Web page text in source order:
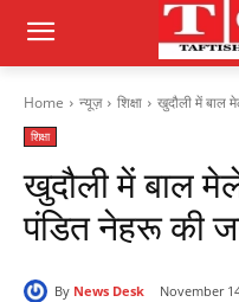
Home न्यूज़ शिक्षा खुदौली में बाल
शिक्षा
खुदौली में बाल
पंडित नेहरू की
By News Desk November